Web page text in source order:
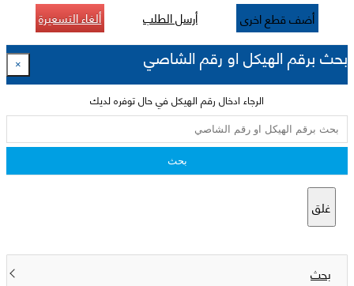
أضف قطع اخرى أرسل الطلب ألغاء التسعيرة
بحث برقم الهيكل او رقم الشاصي ×
الرجاء ادخال رقم الهيكل في حال توفره لديك
بحث
غلق
بحث